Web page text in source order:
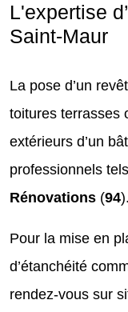
L'expertise
Saint-Maur
La pose d’un
toitures terrasses
extérieurs d’un
professionnels
Rénovations (94).
Pour la mise en
d’étanchéité
rendez-vous sur